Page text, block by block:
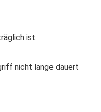
ist.
nicht lange dauert